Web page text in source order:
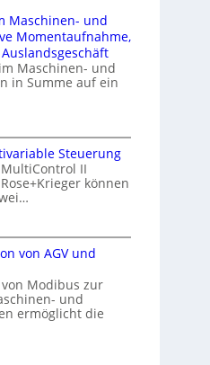
Maschinen- und
Momentaufnahme,
Maschinen- und
in Summe auf ein
Steuerung
II
können
von AGV und
Modibus zur
und
ermöglicht die